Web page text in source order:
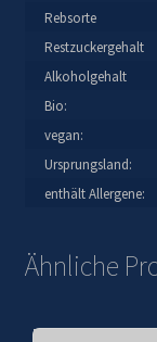
Rebsorte
Restzuckergehalt
Alkoholgehalt
Bio:
vegan:
Ursprungsland:
enthält Allergene:
Ähnliche